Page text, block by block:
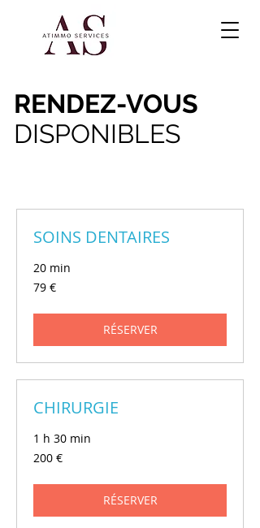
RENDEZ-VOUS
DISPONIBLES
SOINS DENTAIRES
20 min
79
euros
79 €
RÉSERVER
CHIRURGIE
1 h 30 min
200
euros
200 €
RÉSERVER